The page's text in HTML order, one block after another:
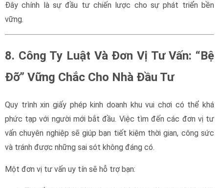
Đây chính là sự đầu tư chiến lược cho sự phát triển bền
vững.
8. Công Ty Luật Và Đơn Vị Tư Vấn: “Bệ
Đỡ” Vững Chắc Cho Nhà Đầu Tư
Quy trình xin giấy phép kinh doanh khu vui chơi có thể khá
phức tạp với người mới bắt đầu. Việc tìm đến các đơn vị tư
vấn chuyên nghiệp sẽ giúp bạn tiết kiệm thời gian, công sức
và tránh được những sai sót không đáng có.
Một đơn vị tư vấn uy tín sẽ hỗ trợ bạn: